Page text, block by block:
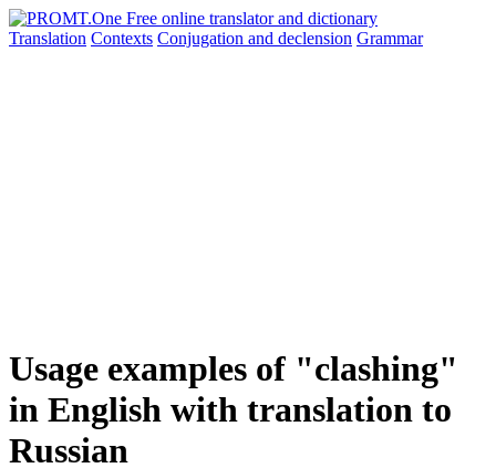
Translation Contexts Conjugation and declension Grammar
Usage examples of "clashing"
in English with translation to
Russian